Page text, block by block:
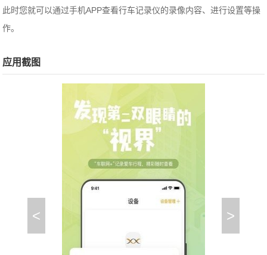
此时您就可以通过手机APP查看行车记录仪的录像内容、进行设置等操
作。
应用截图
< >